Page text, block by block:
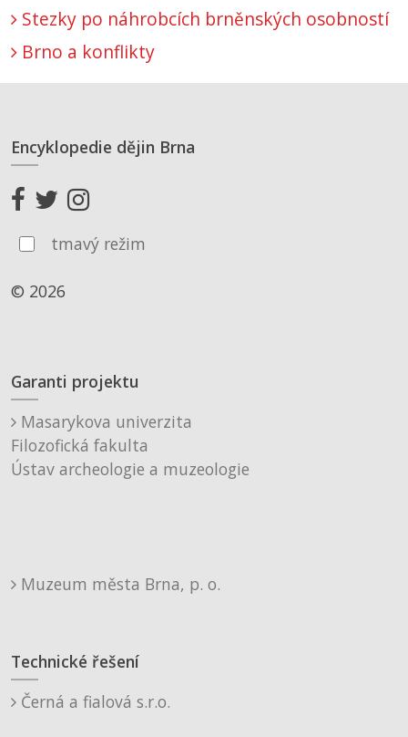
Stezky po náhrobcích brněnských osobností
Brno a konflikty
Encyklopedie dějin Brna
tmavý režim
© 2026
Garanti projektu
Masarykova univerzita
Filozofická fakulta
Ústav archeologie a muzeologie
Muzeum města Brna, p. o.
Technické řešení
Černá a fialová s.r.o.